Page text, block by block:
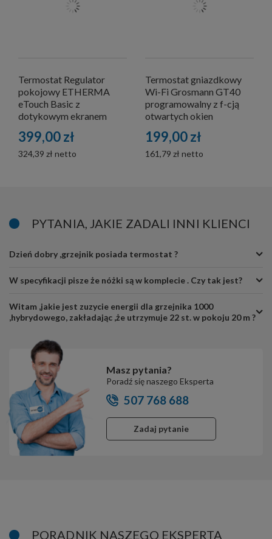
Termostat Regulator
pokojowy ETHERMA
eTouch Basic z
dotykowym ekranem
399,00 zł
324,39 zł
Termostat gniazdkowy
Wi-Fi Grosmann GT40
programowalny z f-cją
otwartych okien
199,00 zł
161,79 zł
PYTANIA, JAKIE ZADALI INNI KLIENCI
Dzień dobry ,grzejnik posiada termostat ?
W specyfikacji pisze że nóżki są w komplecie . Czy tak jest?
Witam ,jakie jest zuzycie energii dla grzejnika 1000
,hybrydowego, zakładając ,że utrzymuje 22 st. w pokoju 20 m ?
Masz pytania?
Poradź się naszego Eksperta
507 768 688
Zadaj pytanie
PORADNIK NASZEGO EKSPERTA